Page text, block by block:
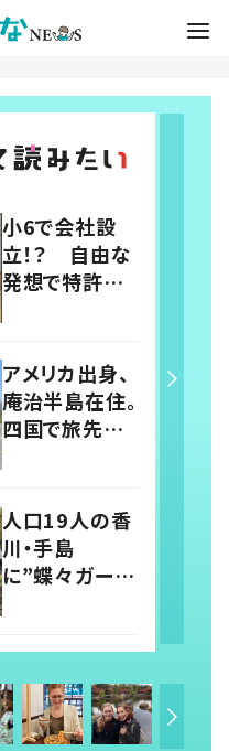
小6で会社設
立！？ 自由な
発想で特許取
グ”に迫る
アメリカ出身、
庵治半島在住。
四国で旅先の
環境に配慮し
プロデュースす
る「おもてな
し」の心
人口19人の香
川・手島
に”蝶々ガーデ
ン”誕生 移住
仲間と夢かな
える